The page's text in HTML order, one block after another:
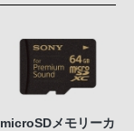
microSDメモリーカ